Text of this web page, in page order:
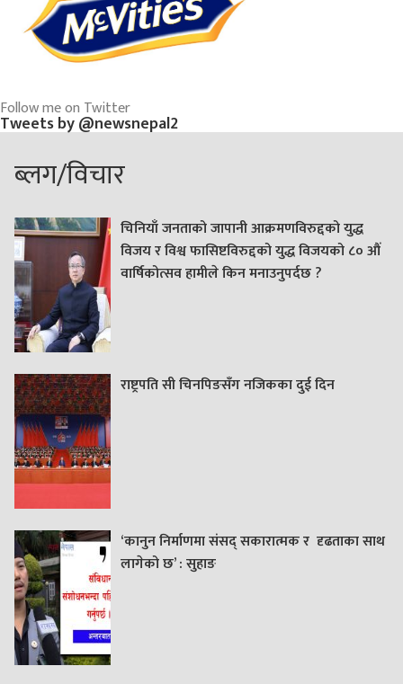
Follow me on Twitter
Tweets by @newsnepal2
ब्लग/विचार
चिनियाँ जनताको जापानी आक्रमणविरुद्दको युद्ध
विजय र विश्व फासिष्टविरुद्दको युद्ध विजयको ८० औं
वार्षिकोत्सव हामीले किन मनाउनुपर्दछ ?
राष्ट्रपति सी चिनपिङसँग नजिकका दुई दिन
‘कानुन निर्माणमा संसद् सकारात्मक र दृढताका साथ
लागेको छ’ : सुहाङ